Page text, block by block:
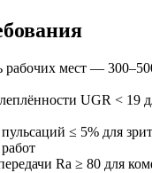
рабочих мест —
UGR < 19
≤ 5% для
Ra ≥ 80 для